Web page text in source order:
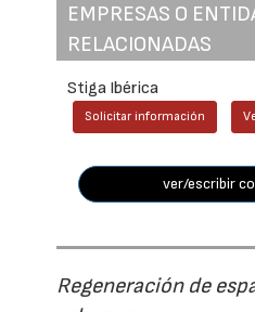
EMPRESAS O
RELACIONADAS
Stiga Ibérica
Solicitar información
ver/escribir
Regeneración de